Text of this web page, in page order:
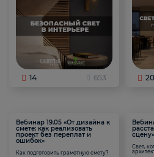
14 653 20
Вебинар 19.05 «От дизайна к
смете: как реализовать
проект без переплат и
ошибок»
Как подготовить грамотную смету?
сцену»
Свет,